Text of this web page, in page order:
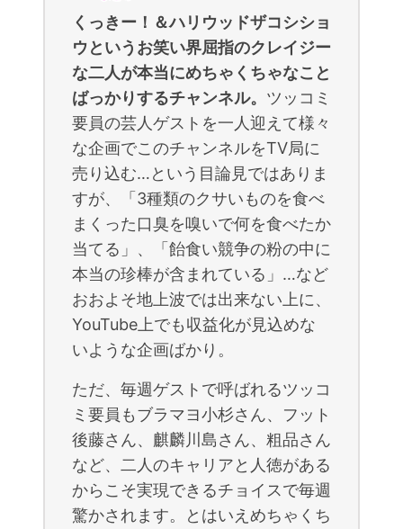
くっきー！＆ハリウッドザコシショ
ウというお笑い界屈指のクレイジー
な二人が本当にめちゃくちゃなこと
ばっかりするチャンネル。 ツッコミ
要員の芸人ゲストを一人迎えて様々
な企画でこのチャンネルをTV局に
売り込む…という目論見ではありま
すが、「3種類のクサいものを食べ
まくった口臭を嗅いで何を食べたか
当てる」、「飴食い競争の粉の中に
本当の珍棒が含まれている」…など
おおよそ地上波では出来ない上に、
YouTube上でも収益化が見込めな
いような企画ばかり。
ただ、毎週ゲストで呼ばれるツッコ
ミ要員もブラマヨ小杉さん、フット
後藤さん、麒麟川島さん、粗品さん
など、二人のキャリアと人徳がある
からこそ実現できるチョイスで毎週
驚かされます。とはいえめちゃくち